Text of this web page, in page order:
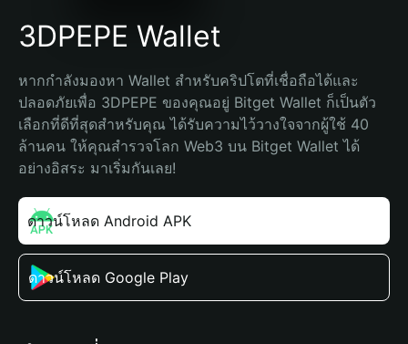
3DPEPE Wallet
หากกำลังมองหา Wallet สำหรับคริปโตที่เชื่อถือได้และ
ปลอดภัยเพื่อ 3DPEPE ของคุณอยู่ Bitget Wallet ก็เป็นตัว
เลือกที่ดีที่สุดสำหรับคุณ ได้รับความไว้วางใจจากผู้ใช้ 40
ล้านคน ให้คุณสำรวจโลก Web3 บน Bitget Wallet ได้
อย่างอิสระ มาเริ่มกันเลย!
ดาวน์โหลด Android APK
ดาวน์โหลด Google Play